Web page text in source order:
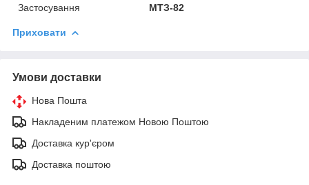
Застосування
МТЗ-82
Приховати
Умови доставки
Нова Пошта
Накладеним платежом Новою Поштою
Доставка кур'єром
Доставка поштою